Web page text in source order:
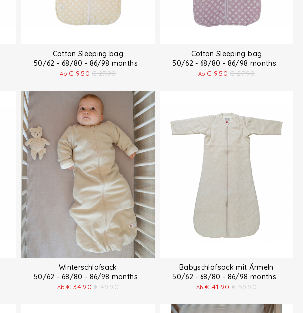
Cotton Sleeping bag
50/62 - 68/80 - 86/98 months
Ab € 9.50 € 27.90
Cotton Sleeping bag
50/62 - 68/80 - 86/98 months
Ab € 9.50 € 27.90
Winterschlafsack
50/62 - 68/80 - 86/98 months
Ab € 34.90 € 49.90
Babyschlafsack mit Ärmeln
50/62 - 68/80 - 86/98 months
Ab € 41.90 € 59.90